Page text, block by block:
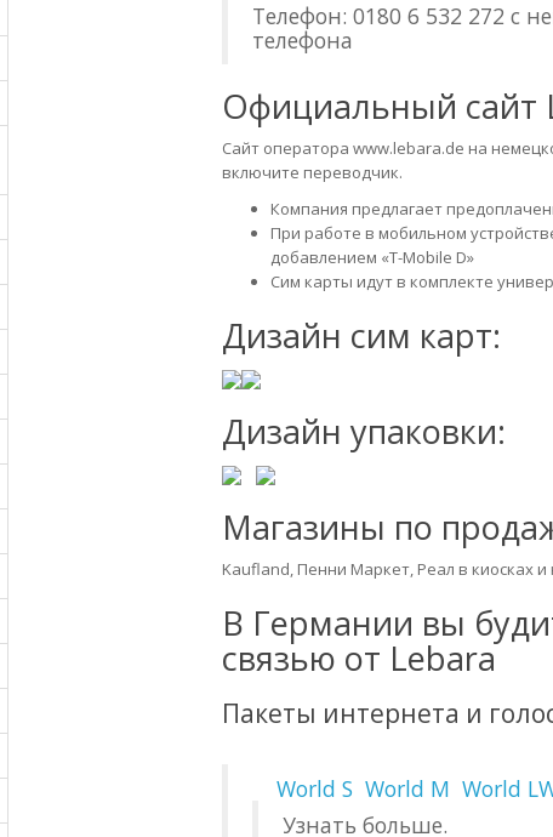
Телефон: 0180 6 532 272 с
телефона
Официальный сайт
Сайт оператора www.lebara.de на
включите переводчик.
Компания предлагает
При работе в мобильном
добавлением «T-Mobile D»
Сим карты идут в комплекте
Дизайн сим карт:
Дизайн упаковки:
Магазины по
Kaufland, Пенни Маркет, Реал в киосках
В Германии вы
связью от Lebara
Пакеты интернета и
World S World M World L
Узнать больше.